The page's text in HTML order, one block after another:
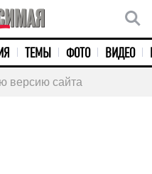
ТЕМЫ ФОТО ВИДЕО
версию сайта